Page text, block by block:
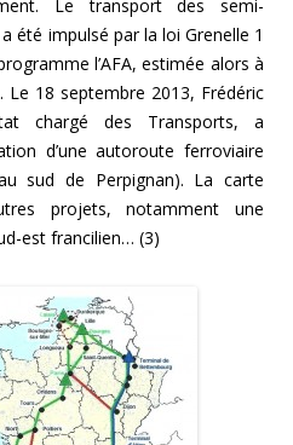
Le transport des semi-
été impulsé par la loi Grenelle 1
l’AFA, estimée alors à
Le 18 septembre 2013, Frédéric
chargé des Transports, a
d’une autoroute ferroviaire
sud de Perpignan). La carte
projets, notamment une
est francilien… (3)